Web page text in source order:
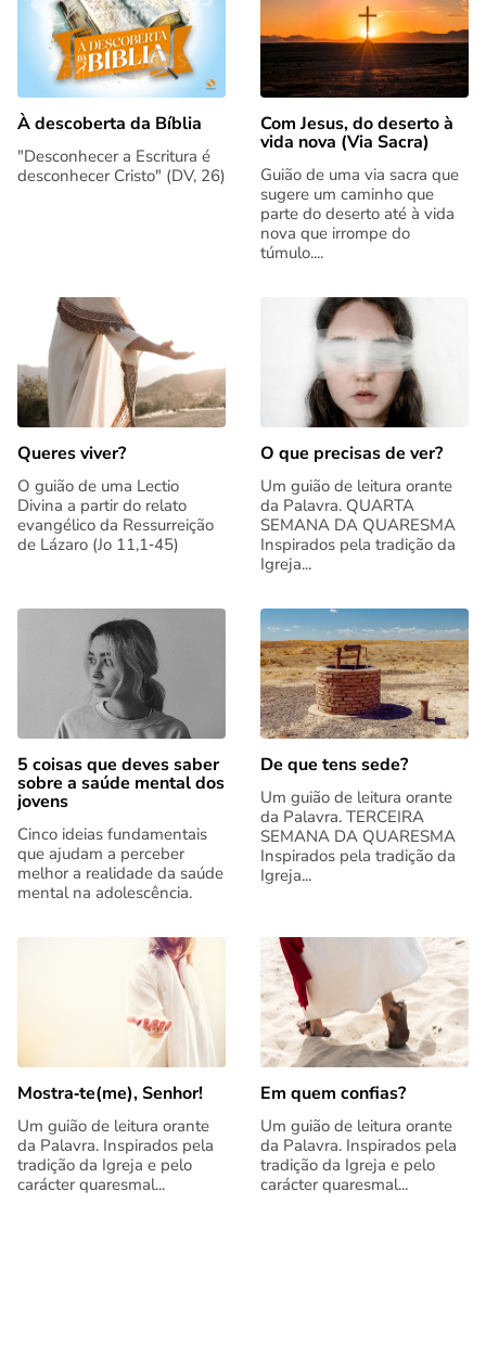
À descoberta da Bíblia
"Desconhecer a Escritura é
desconhecer Cristo" (DV, 26)
Com Jesus, do deserto à
vida nova (Via Sacra)
Guião de uma via sacra que
sugere um caminho que
parte do deserto até à vida
nova que irrompe do
túmulo....
Queres viver?
O guião de uma Lectio
Divina a partir do relato
evangélico da Ressurreição
de Lázaro (Jo 11,1‑45)
O que precisas de ver?
Um guião de leitura orante
da Palavra. QUARTA
SEMANA DA QUARESMA
Inspirados pela tradição da
Igreja...
5 coisas que deves saber
sobre a saúde mental dos
jovens
Cinco ideias fundamentais
que ajudam a perceber
melhor a realidade da saúde
mental na adolescência.
De que tens sede?
Um guião de leitura orante
da Palavra. TERCEIRA
SEMANA DA QUARESMA
Inspirados pela tradição da
Igreja...
Mostra‑te(me), Senhor!
Um guião de leitura orante
da Palavra. Inspirados pela
tradição da Igreja e pelo
carácter quaresmal...
Em quem confias?
Um guião de leitura orante
da Palavra. Inspirados pela
tradição da Igreja e pelo
carácter quaresmal...